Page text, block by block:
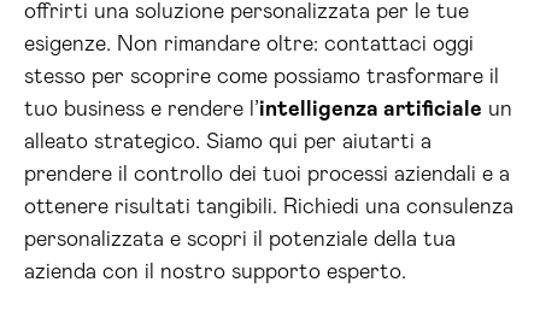
offrirti una soluzione personalizzata per le tue
esigenze. Non rimandare oltre: contattaci oggi
stesso per scoprire come possiamo trasformare il
tuo business e rendere l’intelligenza artificiale un
alleato strategico. Siamo qui per aiutarti a
prendere il controllo dei tuoi processi aziendali e a
ottenere risultati tangibili. Richiedi una consulenza
personalizzata e scopri il potenziale della tua
azienda con il nostro supporto esperto.